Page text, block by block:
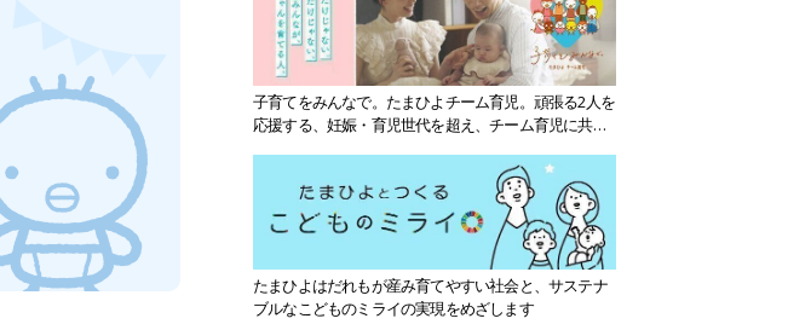
子育てをみんなで。たまひよチーム育児。頑張る2人を
応援する、妊娠・育児世代を超え、チーム育児に共感
たまひよはだれもが産み育てやすい社会と、サステナ
ブルなこどものミライの実現をめざします